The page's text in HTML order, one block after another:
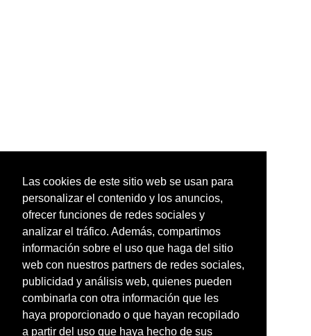
Las cookies de este sitio web se usan para
personalizar el contenido y los anuncios,
ofrecer funciones de redes sociales y
analizar el tráfico. Además, compartimos
información sobre el uso que haga del sitio
web con nuestros partners de redes sociales,
publicidad y análisis web, quienes pueden
combinarla con otra información que les
haya proporcionado o que hayan recopilado
a partir del uso que haya hecho de sus